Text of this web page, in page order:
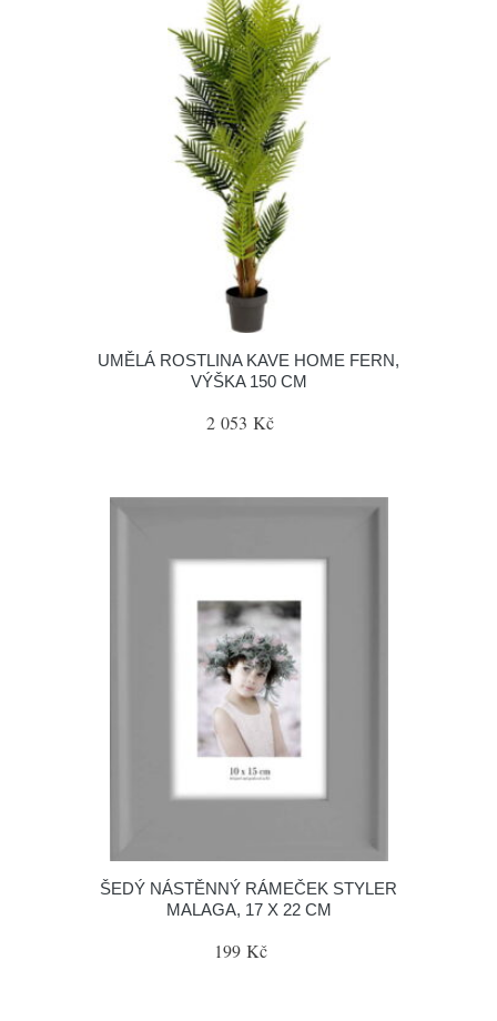
UMĚLÁ ROSTLINA KAVE HOME FERN,
VÝŠKA 150 CM
2 053 Kč
ŠEDÝ NÁSTĚNNÝ RÁMEČEK STYLER
MALAGA, 17 X 22 CM
199 Kč